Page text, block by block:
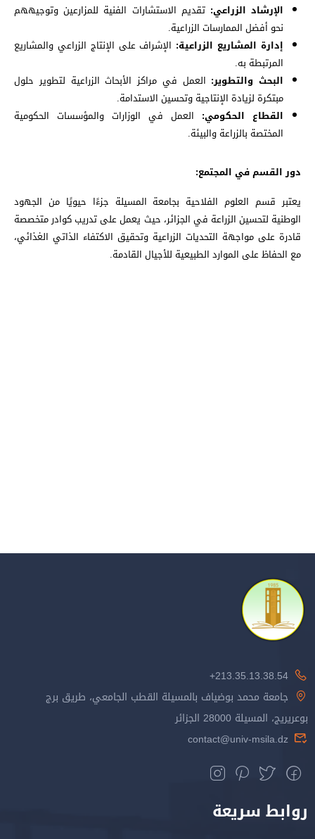
الإرشاد الزراعي: تقديم الاستشارات الفنية للمزارعين وتوجيههم
نحو أفضل الممارسات الزراعية.
إدارة المشاريع الزراعية: الإشراف على الإنتاج الزراعي والمشاريع
المرتبطة به.
البحث والتطوير: العمل في مراكز الأبحاث الزراعية لتطوير حلول
مبتكرة لزيادة الإنتاجية وتحسين الاستدامة.
القطاع الحكومي: العمل في الوزارات والمؤسسات الحكومية
المختصة بالزراعة والبيئة.
دور القسم في المجتمع:
يعتبر قسم العلوم الفلاحية بجامعة المسيلة جزءًا حيويًا من الجهود
الوطنية لتحسين الزراعة في الجزائر، حيث يعمل على تدريب كوادر متخصصة
قادرة على مواجهة التحديات الزراعية وتحقيق الاكتفاء الذاتي الغذائي،
مع الحفاظ على الموارد الطبيعية للأجيال القادمة.
213.35.13.38.54+
جامعة محمد بوضياف بالمسيلة القطب الجامعي، طريق برج
بوعريريج، المسيلة 28000 الجزائر
contact@univ-msila.dz
روابط سريعة